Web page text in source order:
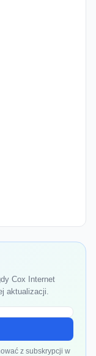
Cox Internet
aktualizacji.
z subskrypcji w